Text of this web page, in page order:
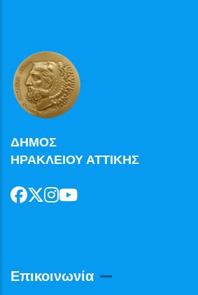
ΔΗΜΟΣ
ΗΡΑΚΛΕΙΟΥ ΑΤΤΙΚΗΣ
Επικοινωνία